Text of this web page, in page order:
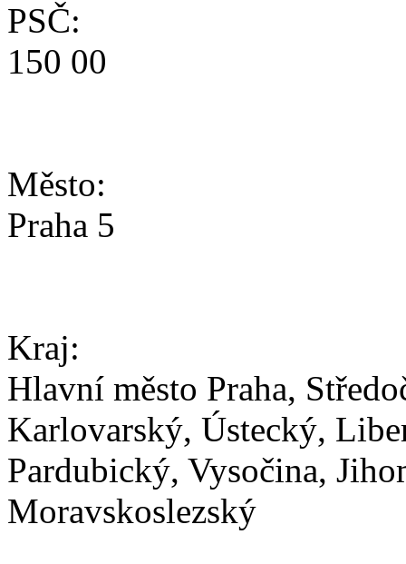
PSČ:
150 00
Město:
Praha 5
Kraj:
Hlavní město Praha,
Karlovarský, Ústecký,
Pardubický, Vysočina,
Moravskoslezský